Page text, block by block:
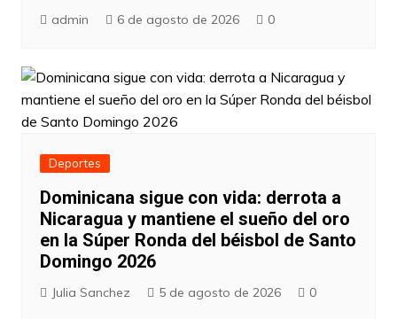
admin 6 de agosto de 2026 0
Deportes
Dominicana sigue con vida: derrota a
Nicaragua y mantiene el sueño del oro
en la Súper Ronda del béisbol de Santo
Domingo 2026
Julia Sanchez 5 de agosto de 2026 0